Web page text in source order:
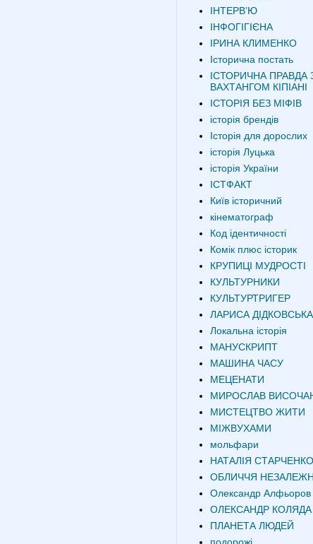
ІНТЕРВʼЮ
ІНФОГІГІЄНА
ІРИНА КЛИМЕНКО
Історична постать
ІСТОРИЧНА ПРАВДА
ВАХТАНГОМ КІПІАНІ
ІСТОРІЯ БЕЗ МІФІВ
історія брендів
Історія для дорослих
історія Луцька
історія України
ІСТФАКТ
Київ історичний
кінематограф
Код ідентичності
Комік плюс історик
КРУПИЦІ МУДРОСТІ
КУЛЬТУРНИКИ
КУЛЬТУРТРИГЕР
ЛАРИСА ДІДКОВСЬКА
Локальна історія
МАНУСКРИПТ
МАШИНА ЧАСУ
МЕЦЕНАТИ
МИРОСЛАВ
МИСТЕЦТВО ЖИТИ
МІЖВУХАМИ
мольфари
НАТАЛІЯ СТАРЧЕНКО
ОБЛИЧЧЯ
Олександр Алфьоров
ОЛЕКСАНДР КОЛЯДА
ПЛАНЕТА ЛЮДЕЙ
подорожі